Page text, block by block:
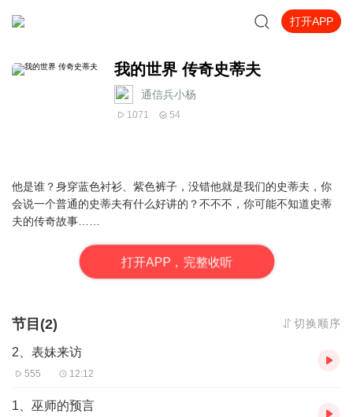
打开APP
我的世界 传奇史蒂夫
通信兵小杨
1071 54
他是谁？身穿蓝色衬衫、紫色裤子，没错他就是我们的史蒂夫，你
会说一个普通的史蒂夫有什么好讲的？不不不，你可能不知道史蒂
夫的传奇故事……
打开APP，完整收听
节目(2) 切换顺序
2、表妹来访
555 12:12
1、巫师的预言